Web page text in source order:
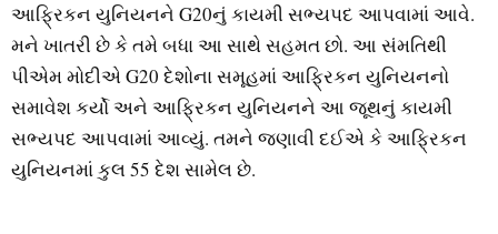
આફ્રિકન યુનિયનને G20નું કાયમી સભ્યપદ આપવામાં આવે.
મને ખાતરી છે કે તમે બધા આ સાથે સહમત છો. આ સંમતિથી
પીએમ મોદીએ G20 દેશોના સમૂહમાં આફ્રિકન યુનિયનનો
સમાવેશ કર્યો અને આફ્રિકન યુનિયનને આ જૂથનું કાયમી
સભ્યપદ આપવામાં આવ્યું. તમને જણાવી દઈએ કે આફ્રિકન
યુનિયનમાં કુલ 55 દેશ સામેલ છે.